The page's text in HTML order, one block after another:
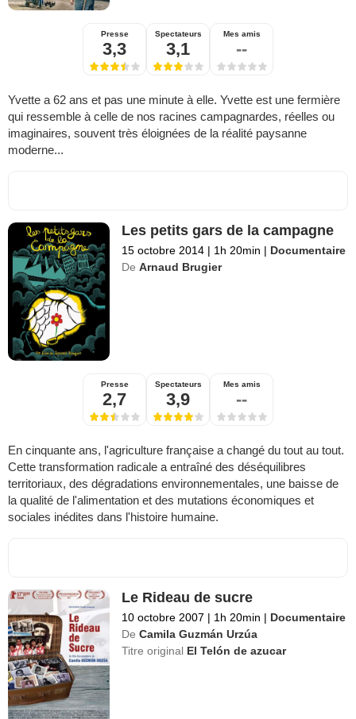
Presse
3,3
Spectateurs
3,1
Mes amis
--
Yvette a 62 ans et pas une minute à elle. Yvette est une fermière
qui ressemble à celle de nos racines campagnardes, réelles ou
imaginaires, souvent très éloignées de la réalité paysanne
moderne...
Les petits gars de la campagne
15 octobre 2014 | 1h 20min | Documentaire
De Arnaud Brugier
Presse
2,7
Spectateurs
3,9
Mes amis
--
En cinquante ans, l'agriculture française a changé du tout au tout.
Cette transformation radicale a entraîné des déséquilibres
territoriaux, des dégradations environnementales, une baisse de
la qualité de l'alimentation et des mutations économiques et
sociales inédites dans l'histoire humaine.
Le Rideau de sucre
10 octobre 2007 | 1h 20min | Documentaire
De Camila Guzmán Urzúa
Titre original El Telón de azucar